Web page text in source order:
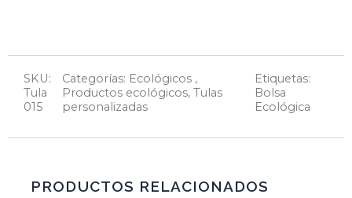
SKU:
Tula
015
Categorías: Ecológicos ,
Productos ecológicos, Tulas
personalizadas
Etiquetas:
Bolsa
Ecológica
PRODUCTOS RELACIONADOS